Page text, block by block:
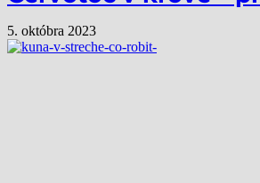
5. októbra 2023